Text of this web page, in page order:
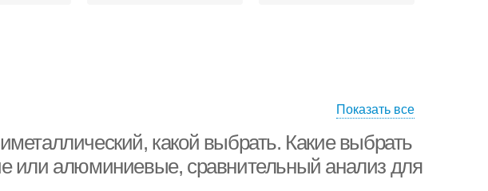
Показать все
какой выбрать. Какие выбрать
или алюминиевые, сравнительный анализ для